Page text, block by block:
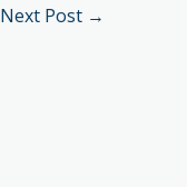
Next Post →